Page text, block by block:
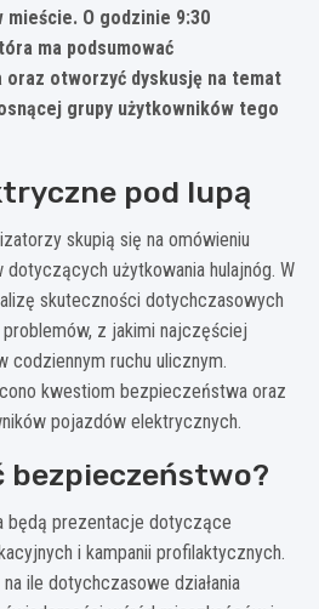
O godzinie 9:30
ma podsumować
oraz otworzyć dyskusję na temat
grupy użytkowników tego
pod lupą
skupią się na omówieniu
użytkowania hulajnóg. W
skuteczności dotychczasowych
z jakimi najczęściej
codziennym ruchu ulicznym.
kwestiom bezpieczeństwa oraz
pojazdów elektrycznych.
bezpieczeństwo?
będą prezentacje dotyczące
i kampanii profilaktycznych.
ile dotychczasowe działania